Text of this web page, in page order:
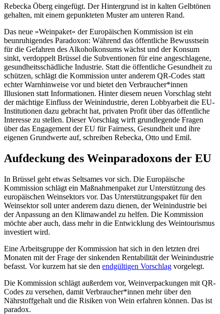
Das neue »Weinpaket« der Europäischen Kommission ist ein
beunruhigendes Paradoxon: Während das öffentliche Bewusstsein
für die Gefahren des Alkoholkonsums wächst und der Konsum
sinkt, verdoppelt Brüssel die Subventionen für eine angeschlagene,
gesundheitsschädliche Industrie. Statt die öffentliche Gesundheit zu
schützen, schlägt die Kommission unter anderem QR-Codes statt
echter Warnhinweise vor und bietet den Verbraucher*innen
Illusionen statt Informationen. Hinter diesem neuen Vorschlag steht
der mächtige Einfluss der Weinindustrie, deren Lobbyarbeit die EU-
Institutionen dazu gebracht hat, privaten Profit über das öffentliche
Interesse zu stellen. Dieser Vorschlag wirft grundlegende Fragen
über das Engagement der EU für Fairness, Gesundheit und ihre
eigenen Grundwerte auf, schreiben Rebecka, Otto und Emil.
Aufdeckung des Weinparadoxons der EU
In Brüssel geht etwas Seltsames vor sich. Die Europäische
Kommission schlägt ein Maßnahmenpaket zur Unterstützung des
europäischen Weinsektors vor. Das Unterstützungspaket für den
Weinsektor soll unter anderem dazu dienen, der Weinindustrie bei
der Anpassung an den Klimawandel zu helfen. Die Kommission
möchte aber auch, dass mehr in die Entwicklung des Weintourismus
investiert wird.
Eine Arbeitsgruppe der Kommission hat sich in den letzten drei
Monaten mit der Frage der sinkenden Rentabilität der Weinindustrie
befasst. Vor kurzem hat sie den endgültigen Vorschlag vorgelegt.
Die Kommission schlägt außerdem vor, Weinverpackungen mit QR-
Codes zu versehen, damit Verbraucher*innen mehr über den
Nährstoffgehalt und die Risiken von Wein erfahren können. Das ist
paradox.